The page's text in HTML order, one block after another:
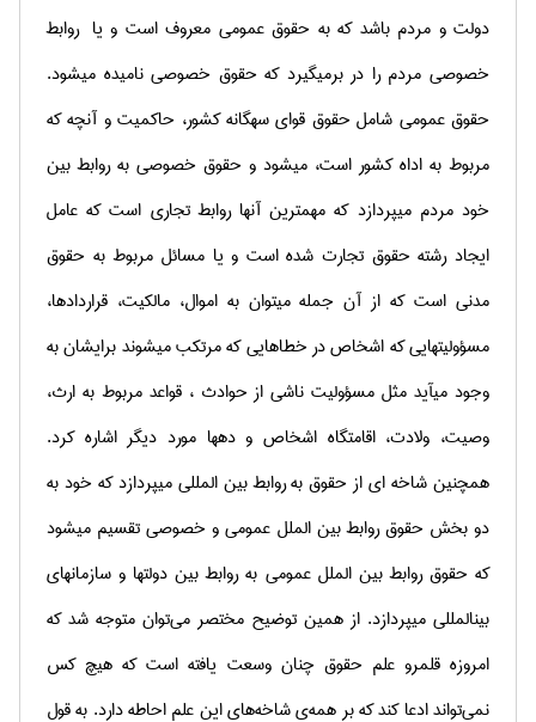
دولت و مردم باشد که به حقوق عمومی معروف است و یا روابط
خصوصی مردم را در برمی‏گیرد که حقوق خصوصی نامیده می‏شود.
حقوق عمومی شامل حقوق قوای سه‏گانه کشور، حاکمیت و آنچه که
مربوط به اداه کشور است، می‏شود و حقوق خصوصی به روابط بین
خود مردم می‏پردازد که مهمترین آنها روابط تجاری است که عامل
ایجاد رشته حقوق تجارت شده است و یا مسائل مربوط به حقوق
مدنی است که از آن جمله می‏توان به اموال، مالکیت، قراردادها،
مسؤولیت‏هایی که اشخاص در خطاهایی که مرتکب می‏شوند برایشان به
وجود می‏آید مثل مسؤولیت ناشی از حوادث ، قواعد مربوط به ارث،
وصیت، ولادت، اقامتگاه اشخاص و دهها مورد دیگر اشاره کرد.
همچنین شاخه ای از حقوق به روابط بین المللی می‏پردازد که خود به
دو بخش حقوق روابط بین الملل عمومی و خصوصی تقسیم می‏شود
که حقوق روابط بین الملل عمومی به روابط بین دولتها و سازمانهای
بین‏المللی می‏پردازد. از همین توضیح مختصر می‌توان متوجه شد كه
امروزه قلمرو علم حقوق چنان وسعت یافته است كه هیچ كس
نمی‌تواند ادعا كند كه بر همه‌ی شاخه‌های این علم احاطه دارد. به قول